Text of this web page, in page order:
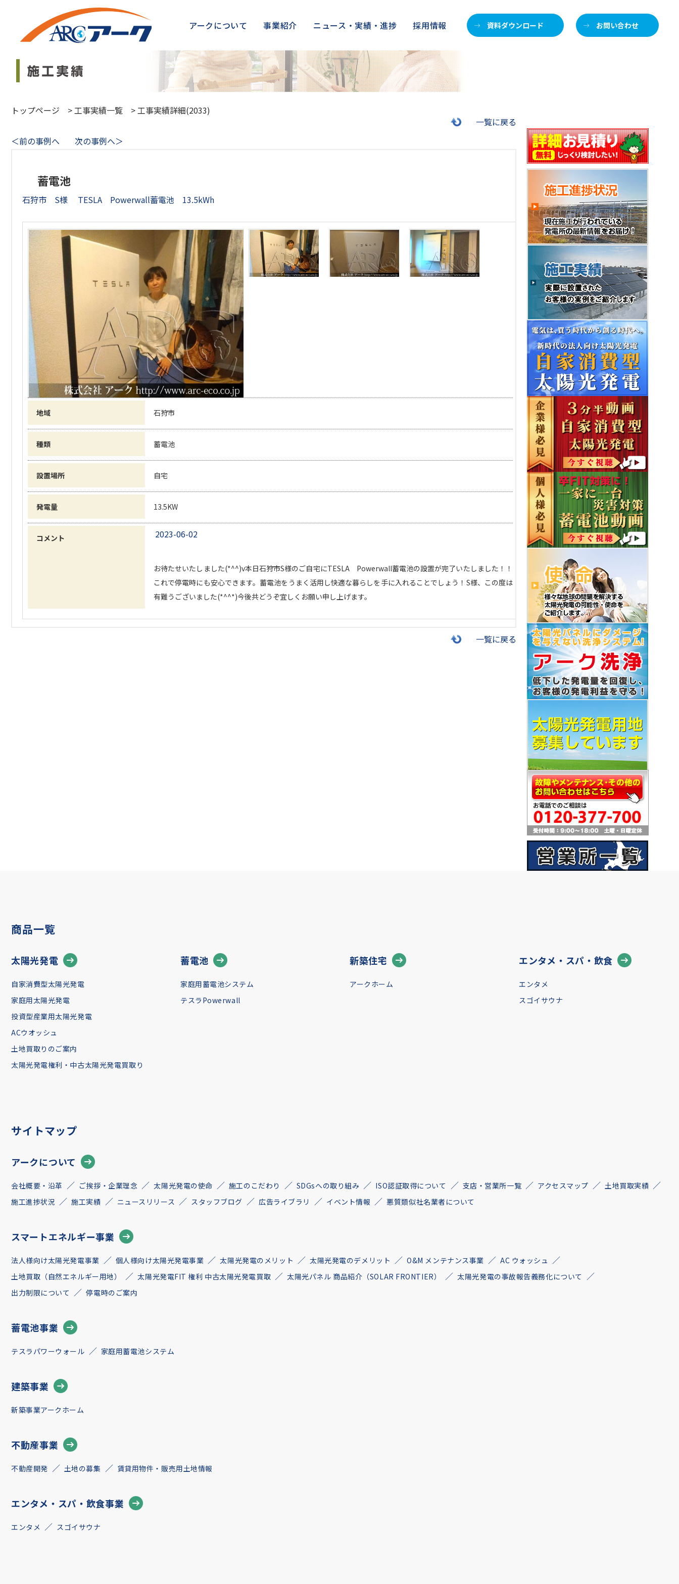
アークについて 事業紹介 ニュース・実績・進捗 採用情報 資料ダウンロード お問い合わせ
トップページ >工事実績一覧 >工事実績詳細(2033)
一覧に戻る
＜前の事例へ
次の事例へ＞
蓄電池
石狩市 S様 TESLA Powerwall蓄電池 13.5kWh
地域 石狩市
種類 蓄電池
設置場所 自宅
発電量 13.5KW
コメント 2023-06-02
お待たせいたしました(*^^)v本日石狩市S様のご自宅にTESLA Powerwall蓄電池の設置が完了いたしました！！
これで停電時にも安心できます。蓄電池をうまく活用し快適な暮らしを手に入れることでしょう！S様、この度は
有難うございました(*^^*)今後共どうぞ宜しくお願い申し上げます。
一覧に戻る
商品一覧
太陽光発電
自家消費型太陽光発電
家庭用太陽光発電
投資型産業用太陽光発電
ACウオッシュ
土地買取りのご案内
太陽光発電権利・中古太陽光発電買取り
蓄電池
家庭用蓄電池システム
テスラPowerwall
新築住宅
アークホーム
エンタメ・スパ・飲食
エンタメ
スゴイサウナ
サイトマップ
アークについて
会社概要・沿革 ご挨拶・企業理念 太陽光発電の使命 施工のこだわり SDGsへの取り組み ISO認証取得について 支店・営業所一覧 アクセスマップ
土地買取実績
施工進捗状況
施工実績 ニュースリリース スタッフブログ 広告ライブラリ イベント情報 悪質類似社名業者について
スマートエネルギー事業
法人様向け太陽光発電事業 個人様向け太陽光発電事業 太陽光発電のメリット 太陽光発電のデメリット O&M メンテナンス事業
AC ウォッシュ
土地買取（自然エネルギー用地）
太陽光発電FIT 権利 中古太陽光発電買取 太陽光パネル 商品紹介（SOLAR FRONTIER）
太陽光発電の事故報告義務化について
出力制限について
停電時のご案内
蓄電池事業
テスラパワーウォール 家庭用蓄電池システム
建築事業
新築事業アークホーム
不動産事業
不動産開発 土地の募集 賃貸用物件・販売用土地情報
エンタメ・スパ・飲食事業
エンタメ スゴイサウナ